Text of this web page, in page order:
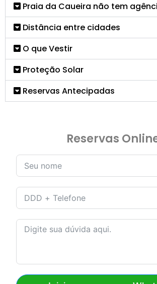
Praia da Caueira não tem
Distância entre cidades
O que Vestir
Proteção Solar
Reservas Antecipadas
Reservas